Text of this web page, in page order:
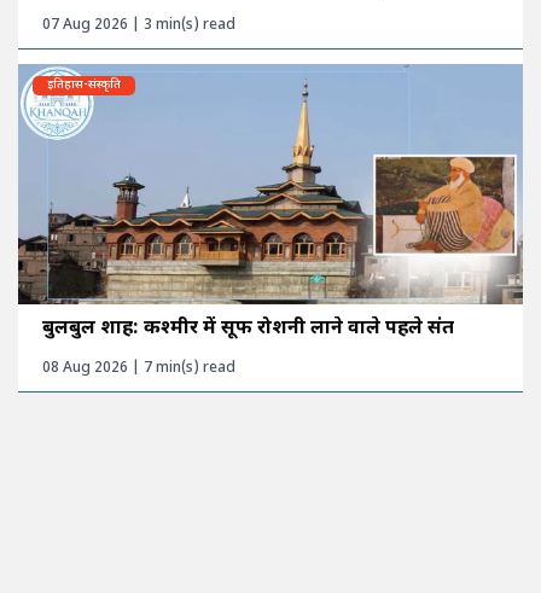
07 Aug 2026 | 3 min(s) read
इतिहास-संस्कृति
बुलबुल शाह: कश्मीर में सूफी रोशनी लाने वाले पहले संत
08 Aug 2026 | 7 min(s) read